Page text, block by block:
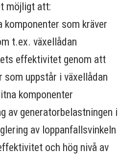
möjligt att:
komponenter som kräver
t.ex. växellådan
effektivitet genom att
uppstår i växellådan
komponenter
av generatorbelastningen i
av loppanfallsvinkeln
och hög nivå av